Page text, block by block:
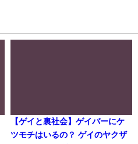
【ゲイと裏社会】ゲイバーにケ
ツモチはいるの？ ゲイのヤクザ